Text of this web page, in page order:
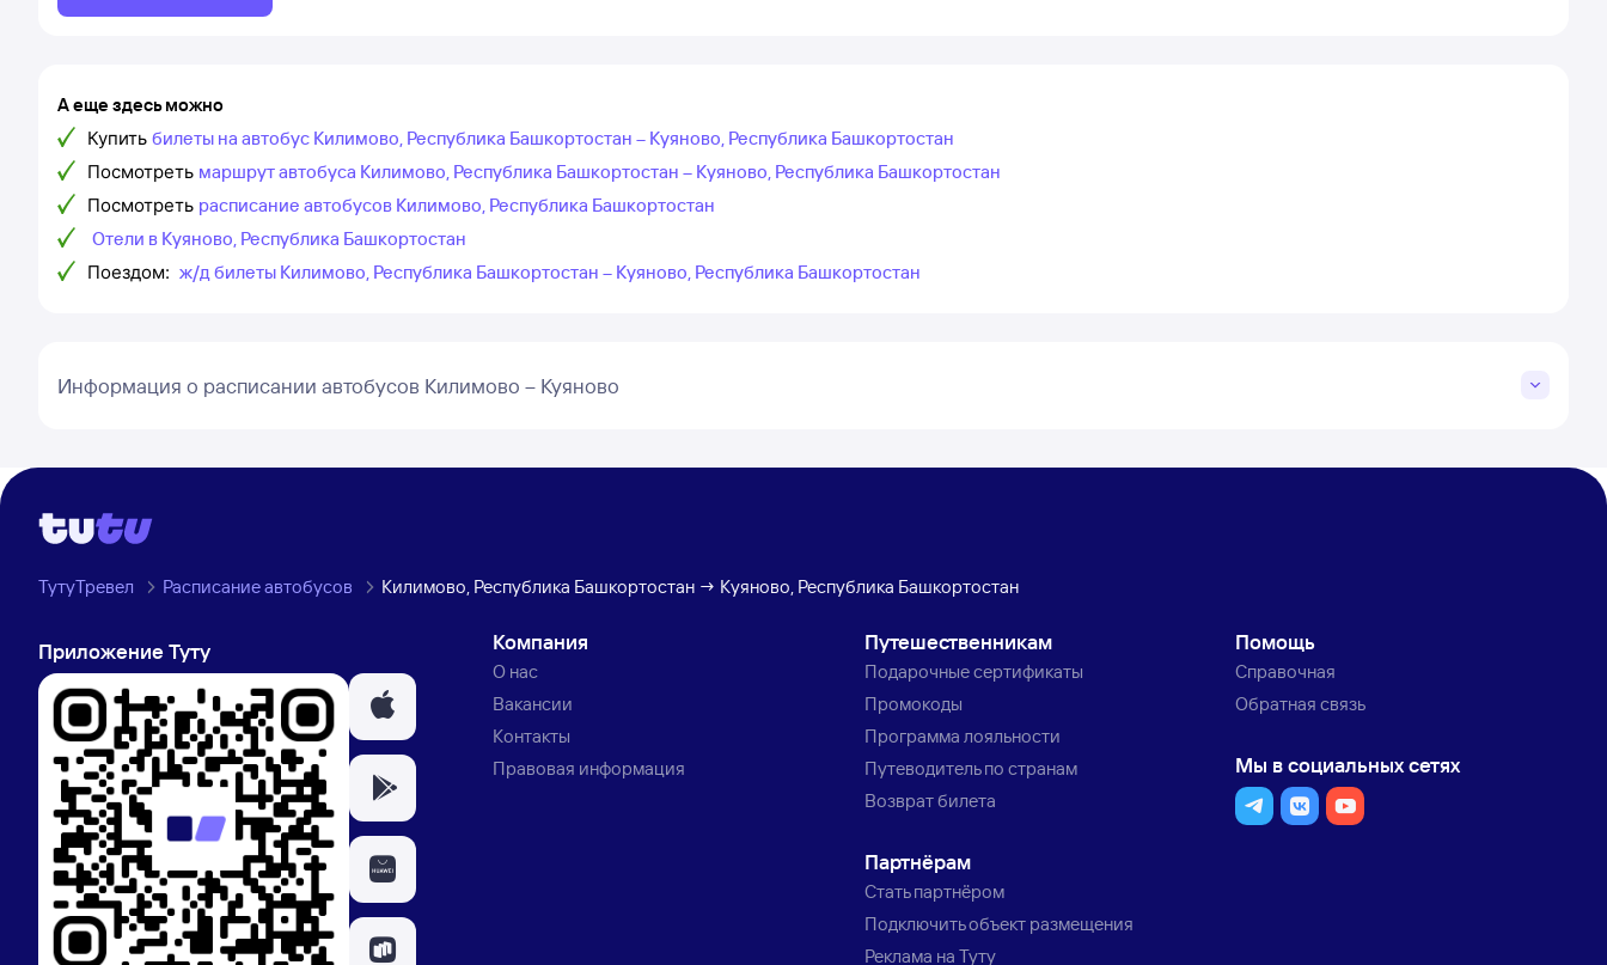
А еще здесь можно
Купить билеты на автобус Килимово, Республика Башкортостан – Куяново, Республика Башкортостан
Посмотреть маршрут автобуса Килимово, Республика Башкортостан – Куяново, Республика Башкортостан
Посмотреть расписание автобусов Килимово, Республика Башкортостан
Отели в Куяново, Республика Башкортостан
Поездом: ж/д билеты Килимово, Республика Башкортостан – Куяново, Республика Башкортостан
Информация о расписании автобусов Килимово – Куяново
ТутуТревел Расписание автобусов Килимово, Республика Башкортостан → Куяново, Республика Башкортостан
Приложение Туту Компания
О нас
Вакансии
Контакты
Правовая информация
Путешественникам
Подарочные сертификаты
Промокоды
Программа лояльности
Путеводитель по странам
Возврат билета
Партнёрам
Стать партнёром
Подключить объект размещения
Реклама на Туту
Помощь
Справочная
Обратная связь
Мы в социальных сетях